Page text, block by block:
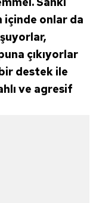
içinde onlar da
çıkıyorlar
destek ile
ve agresif